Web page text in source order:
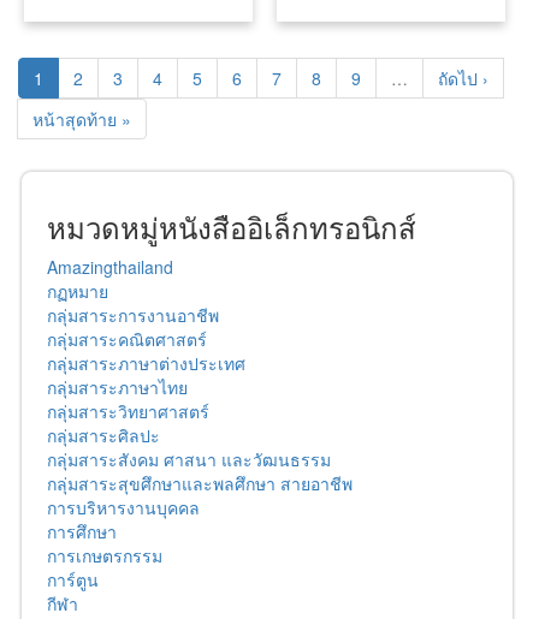
1 2 3 4 5 6 7 8 9 …
ถัดไป ›
หน้าสุดท้าย »
หมวดหมู่หนังสืออิเล็กทรอนิกส์
Amazingthailand
กฏหมาย
กลุ่มสาระการงานอาชีพ
กลุ่มสาระคณิตศาสตร์
กลุ่มสาระภาษาต่างประเทศ
กลุ่มสาระภาษาไทย
กลุ่มสาระวิทยาศาสตร์
กลุ่มสาระศิลปะ
กลุ่มสาระสังคม ศาสนา และวัฒนธรรม
กลุ่มสาระสุขศึกษาและพลศึกษา สายอาชีพ
การบริหารงานบุคคล
การศึกษา
การเกษตรกรรม
การ์ตูน
กีฬา